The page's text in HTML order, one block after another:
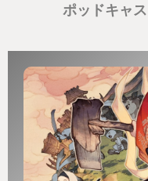
ポッドキャ